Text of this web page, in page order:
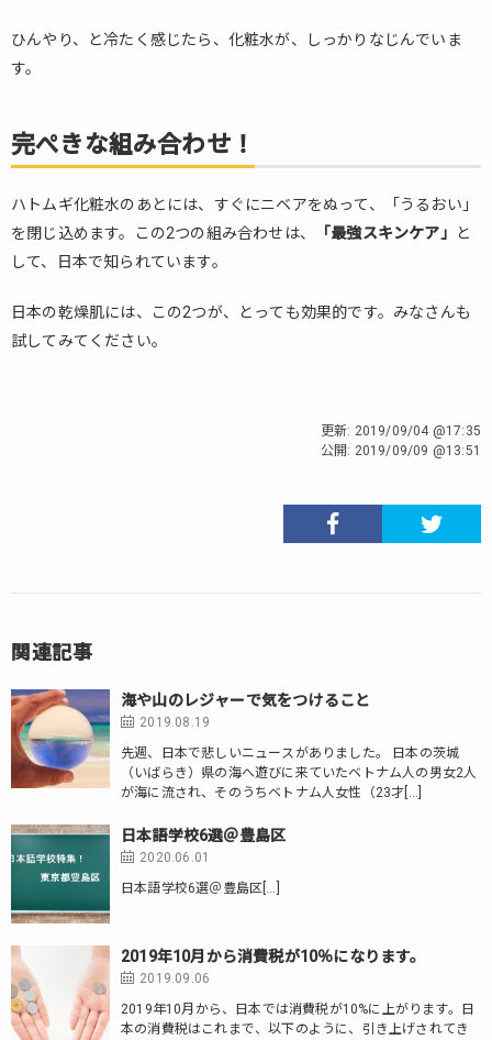
ひんやり、と冷たく感じたら、化粧水が、しっかりなじんでいま
す。
完ぺきな組み合わせ！
ハトムギ化粧水のあとには、すぐにニベアをぬって、「うるおい」
を閉じ込めます。この2つの組み合わせは、
「最強スキンケア」
と
して、日本で知られています。
日本の乾燥肌には、この2つが、とっても効果的です。みなさんも
試してみてください。
更新: 2019/09/04 @17:35
公開: 2019/09/09 @13:51
関連記事
海や山のレジャーで気をつけること
2019.08.19
先週、日本で悲しいニュースがありました。 日本の茨城
（いばらき）県の海へ遊びに来ていたベトナム人の男女2人
が海に流され、そのうちベトナム人女性（23才[…]
日本語学校6選＠豊島区
2020.06.01
日本語学校6選＠豊島区[…]
2019年10月から消費税が10％になります。
2019.09.06
2019年10月から、日本では消費税が10%に上がります。日
本の消費税はこれまで、以下のように、引き上げされてき